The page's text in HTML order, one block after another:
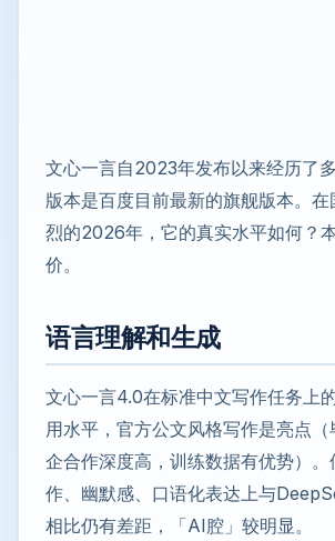
文心一言自2023年发布以来经历了
版本是百度目前最新的旗舰版本。
烈的2026年，它的真实水平如何？
价。
语言理解和生成
文心一言4.0在标准中文写作任务上
用水平，官方公文风格写作是亮点
企合作深度高，训练数据有优势）。
作、幽默感、口语化表达上与
相比仍有差距，「AI腔」较明显。